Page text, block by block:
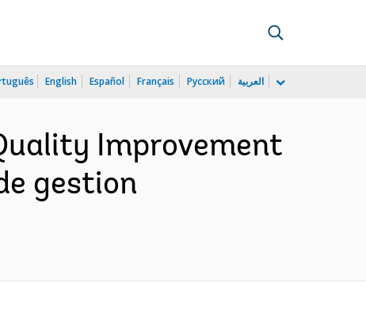
English Español Français Русский العربية
Improvement
gestion